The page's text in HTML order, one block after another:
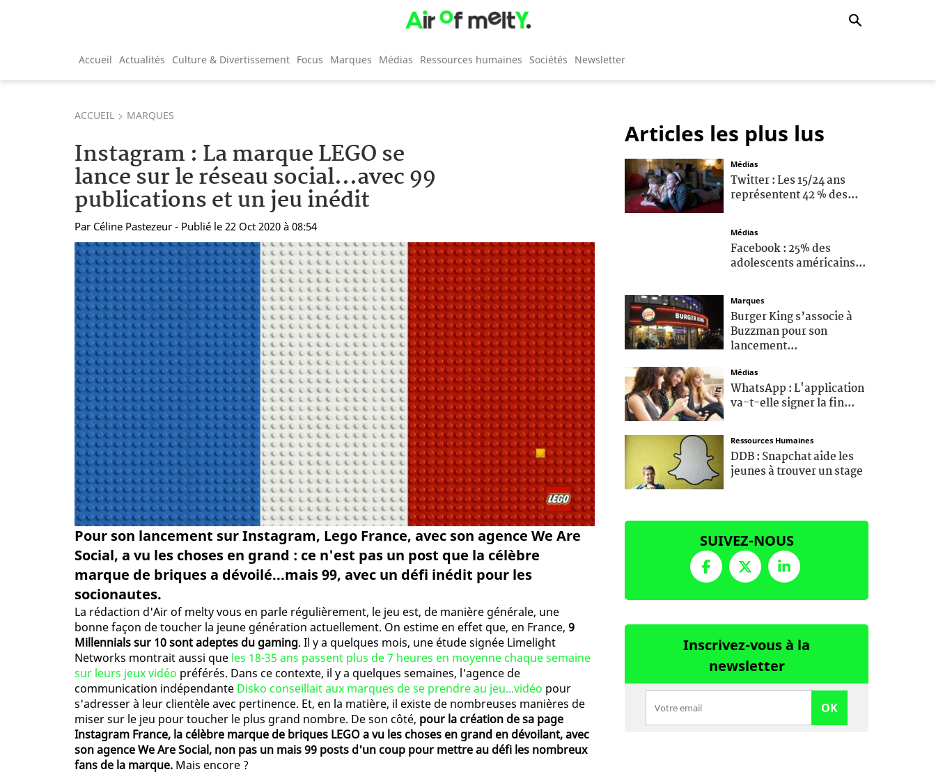
Accueil Actualités Culture & Divertissement Focus Marques Médias Ressources humaines Sociétés Newsletter
ACCUEIL MARQUES
Instagram : La marque LEGO se
lance sur le réseau social...avec 99
publications et un jeu inédit
Par Céline Pastezeur - Publié le 22 Oct 2020 à 08:54
Pour son lancement sur Instagram, Lego France, avec son agence We Are
Social, a vu les choses en grand : ce n'est pas un post que la célèbre
marque de briques a dévoilé...mais 99, avec un défi inédit pour les
socionautes.
La rédaction d'Air of melty vous en parle régulièrement, le jeu est, de manière générale, une
bonne façon de toucher la jeune génération actuellement. On estime en effet que, en France, 9
Millennials sur 10 sont adeptes du gaming. Il y a quelques mois, une étude signée Limelight
Networks montrait aussi que les 18-35 ans passent plus de 7 heures en moyenne chaque semaine
sur leurs jeux vidéo préférés. Dans ce contexte, il y a quelques semaines, l'agence de
communication indépendante Disko conseillait aux marques de se prendre au jeu...vidéo pour
s'adresser à leur clientèle avec pertinence. Et, en la matière, il existe de nombreuses manières de
miser sur le jeu pour toucher le plus grand nombre. De son côté, pour la création de sa page
Instagram France, la célèbre marque de briques LEGO a vu les choses en grand en dévoilant, avec
son agence We Are Social, non pas un mais 99 posts d'un coup pour mettre au défi les nombreux
fans de la marque. Mais encore ?
Articles les plus lus
Médias
Twitter : Les 15/24 ans
représentent 42 % des...
Médias
Facebook : 25% des
adolescents américains...
Marques
Burger King s’associe à
Buzzman pour son
lancement...
Médias
WhatsApp : L'application
va-t-elle signer la fin...
Ressources Humaines
DDB : Snapchat aide les
jeunes à trouver un stage
SUIVEZ-NOUS
Inscrivez-vous à la
newsletter
OK